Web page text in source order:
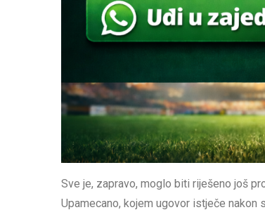
Sve je, zapravo, moglo biti riješeno još
Upamecano, kojem ugovor istječe